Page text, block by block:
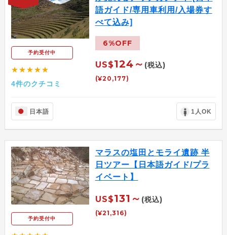
予約受付中
★★★★★
4件のクチコミ
語ガイド/専用車利用/入場券す
べて込み]
6%OFF
US$124～ (税込)
(¥20,177)
日本語 1人OK
予約受付中
マラスの塩田とモライ遺跡 半
日ツアー【日本語ガイド/プラ
イベート】
US$131～ (税込)
(¥21,316)